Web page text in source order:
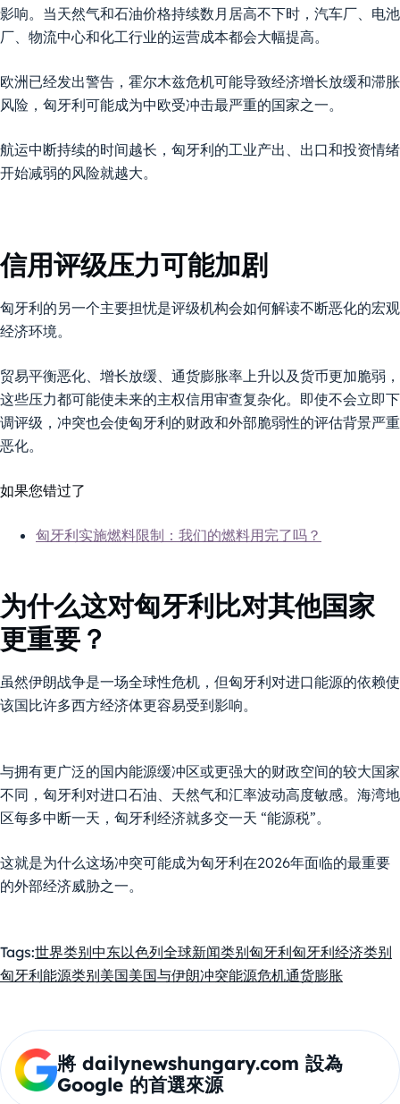
影响。当天然气和石油价格持续数月居高不下时，汽车厂、电池
厂、物流中心和化工行业的运营成本都会大幅提高。
欧洲已经发出警告，霍尔木兹危机可能导致经济增长放缓和滞胀
风险，匈牙利可能成为中欧受冲击最严重的国家之一。
航运中断持续的时间越长，匈牙利的工业产出、出口和投资情绪
开始减弱的风险就越大。
信用评级压力可能加剧
匈牙利的另一个主要担忧是评级机构会如何解读不断恶化的宏观
经济环境。
贸易平衡恶化、增长放缓、通货膨胀率上升以及货币更加脆弱，
这些压力都可能使未来的主权信用审查复杂化。即使不会立即下
调评级，冲突也会使匈牙利的财政和外部脆弱性的评估背景严重
恶化。
如果您错过了
匈牙利实施燃料限制：我们的燃料用完了吗？
为什么这对匈牙利比对其他国家
更重要？
虽然伊朗战争是一场全球性危机，但匈牙利对进口能源的依赖使
该国比许多西方经济体更容易受到影响。
与拥有更广泛的国内能源缓冲区或更强大的财政空间的较大国家
不同，匈牙利对进口石油、天然气和汇率波动高度敏感。海湾地
区每多中断一天，匈牙利经济就多交一天 “能源税”。
这就是为什么这场冲突可能成为匈牙利在2026年面临的最重要
的外部经济威胁之一。
Tags:世界类别中东以色列全球新闻类别匈牙利匈牙利经济类别
匈牙利能源类别美国美国与伊朗冲突能源危机通货膨胀
將 dailynewshungary.com 設為
Google 的首選來源